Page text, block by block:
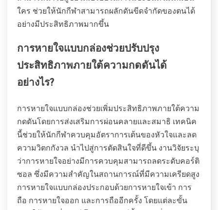
ใคร ช่วยให้นักกีฬาสามารถผลักดันขีดจำกัดของตนได้
อย่างมีประสิทธิภาพมากขึ้น
การหายใจแบบกล่องช่วยปรับปรุง
ประสิทธิภาพภายใต้ความกดดันได้
อย่างไร?
การหายใจแบบกล่องช่วยเพิ่มประสิทธิภาพภายใต้ความ
กดดันโดยการส่งเสริมการผ่อนคลายและสมาธิ เทคนิค
นี้ช่วยให้นักกีฬาควบคุมอัตราการเต้นของหัวใจและลด
ความวิตกกังวล นำไปสู่การตัดสินใจที่ดีขึ้น งานวิจัยระบุ
ว่าการหายใจอย่างมีการควบคุมสามารถลดระดับคอร์ติ
ซอล ซึ่งมีความสำคัญในสถานการณ์ที่มีความเครียดสูง
การหายใจแบบกล่องประกอบด้วยการหายใจเข้า การ
ถือ การหายใจออก และการถืออีกครั้ง โดยแต่ละขั้น